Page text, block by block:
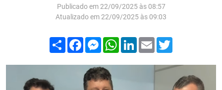
Publicado em 22/09/2025 às 08:57
Atualizado em 22/09/2025 às 09:03
Compartilhar
FacebookMessenger
WhatsApp
LinkedIn
Email